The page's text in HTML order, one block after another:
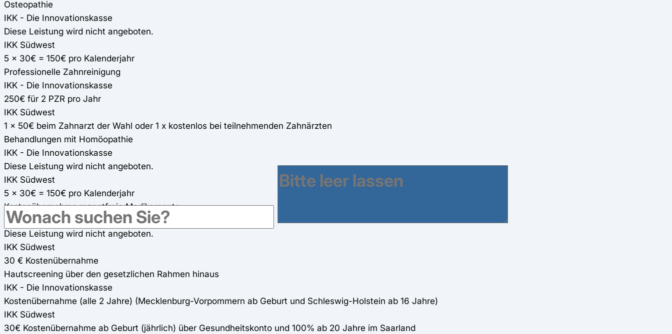
Osteopathie
IKK - Die Innovationskasse
Diese Leistung wird nicht angeboten.
IKK Südwest
5 x 30€ = 150€ pro Kalenderjahr
Professionelle Zahnreinigung
IKK - Die Innovationskasse
250€ für 2 PZR pro Jahr
IKK Südwest
1 x 50€ beim Zahnarzt der Wahl oder 1 x kostenlos bei teilnehmenden Zahnärzten
Behandlungen mit Homöopathie
IKK - Die Innovationskasse
Diese Leistung wird nicht angeboten.
IKK Südwest
5 x 30€ = 150€ pro Kalenderjahr
Kostenübernahme rezeptfreie Medikamente
IKK - Die Innovationskasse
Diese Leistung wird nicht angeboten.
IKK Südwest
30 € Kostenübernahme
Hautscreening über den gesetzlichen Rahmen hinaus
IKK - Die Innovationskasse
Kostenübernahme (alle 2 Jahre) (Mecklenburg-Vorpommern ab Geburt und Schleswig-Holstein ab 16 Jahre)
IKK Südwest
30€ Kostenübernahme ab Geburt (jährlich) über Gesundheitskonto und 100% ab 20 Jahre im Saarland